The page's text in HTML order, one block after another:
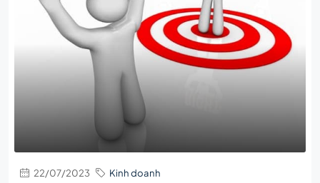
22/07/2023 Kinh doanh